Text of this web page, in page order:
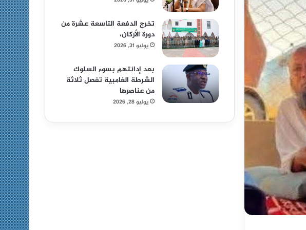
تخرج الدفعة التاسعة عشرة من
دورة الأركان،
يوليو 31, 2026
بعد إدانتهم بسوء السلوك
الشرطة الغامبية تفصل ثلاثة
من عناصرها
يوليو 28, 2026